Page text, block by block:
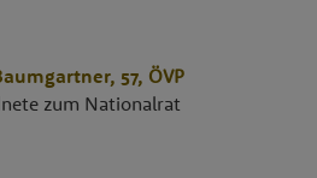
, 57, ÖVP
zum Nationalrat